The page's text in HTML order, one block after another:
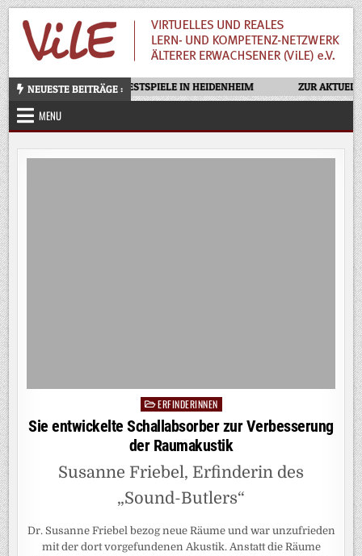
Skip
to
content
NEUESTE BEITRÄGE :
OTELLO – OPERNFESTSPIELE IN HEIDENHEIM ZUR
MENU
Posted
in
ERFINDERINNEN
Sie entwickelte Schallabsorber zur Verbesserung
der Raumakustik
Susanne Friebel, Erfinderin des
„Sound-Butlers“
Dr. Susanne Friebel bezog neue Räume und war unzufrieden
mit der dort vorgefundenen Akustik. Anstatt die Räume